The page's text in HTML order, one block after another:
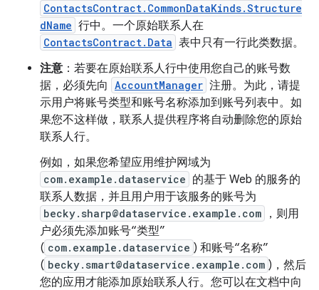
ContactsContract.CommonDataKinds.Structure
dName 行中。一个原始联系人在
ContactsContract.Data 表中只有一行此类数据。
注意：若要在原始联系人行中使用您自己的账号数
据，必须先向 AccountManager 注册。为此，请提
示用户将账号类型和账号名称添加到账号列表中。如
果您不这样做，联系人提供程序将自动删除您的原始
联系人行。
例如，如果您希望应用维护网域为
com.example.dataservice 的基于 Web 的服务的
联系人数据，并且用户用于该服务的账号为
becky.sharp@dataservice.example.com
，则用
户必须先添加账号“类型”
( com.example.dataservice ) 和账号“名称”
( becky.smart@dataservice.example.com )，然后
您的应用才能添加原始联系人行。您可以在文档中向